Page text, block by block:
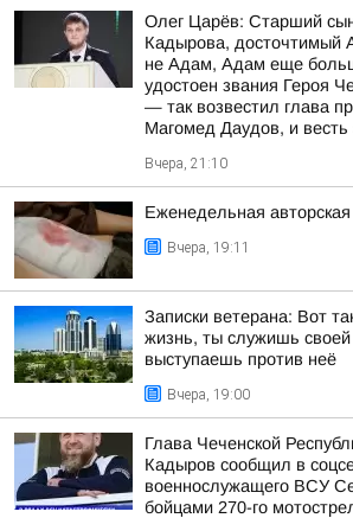
Олег Царёв: Старший
Кадырова, досточтимый
не Адам, Адам еще
удостоен звания Героя
— так возвестил глава
Магомед Даудов, и весть
Вчера, 21:10
Еженедельная авторская
Вчера, 19:11
Записки ветерана: Вот
жизнь, ты служишь своей
выступаешь против неё
Вчера, 19:00
Глава Чеченской
Кадыров сообщил в
военнослужащего ВСУ
бойцами 270-го